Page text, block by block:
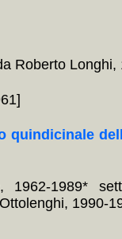
Roberto Longhi,
quindicinale
1962-1989*
1990-